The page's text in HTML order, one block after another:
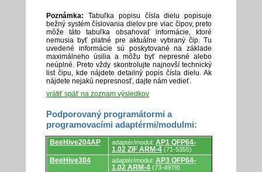
Poznámka: Tabuľka popisu čísla dielu popisuje
bežný systém číslovania dielov pre viac čipov, preto
môže táto tabuľka obsahovať informácie, ktoré
nemusia byť platné pre aktuálne vybraný čip. Tu
uvedené informácie sú poskytované na základe
maximálneho úsilia a môžu byť nepresné alebo
neúplné. Preto vždy skontrolujte najnovší technický
list čipu, kde nájdete detailný popis čísla dielu. Ak
nájdete nejakú nepresnosť, dajte nám vedieť.
vrátiť späť na zoznam výsledkov
Podporovaný programátormi a
programovacími adaptérmi/modulmi:
Podporovaný
programátormi
a
programovacími
BeeHive204AP adaptér/modul: AP1 QFP64-
1.02 ZIF ARM-4 (71-5355)
BeeHive304 adaptér/modul: AP3 QFP64-
1.02 ARM-4 (73-4979)